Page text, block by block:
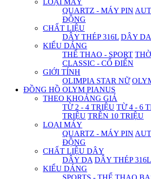
LOẠI MÁY
QUARTZ - MÁY PIN
ĐỘNG
CHẤT LIỆU
DÂY THÉP 316L DÂY DA
KIỂU DÁNG
THỂ THAO - SPORT
CLASSIC - CỔ ĐIỂN
GIỚI TÍNH
OLIMPIA STAR NỮ
ĐỒNG HỒ OLYM PIANUS
THEO KHOẢNG GIÁ
TỪ 2 - 4 TRIỆU TỪ 4 - 6
TRIỆU TRÊN 10 TRIỆU
LOẠI MÁY
QUARTZ - MÁY PIN
ĐỘNG
CHẤT LIỆU DÂY
DÂY DA DÂY THÉP 316L
KIỂU DÁNG
SPORTS - THỂ THAO